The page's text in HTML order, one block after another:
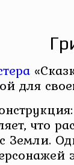
для
что